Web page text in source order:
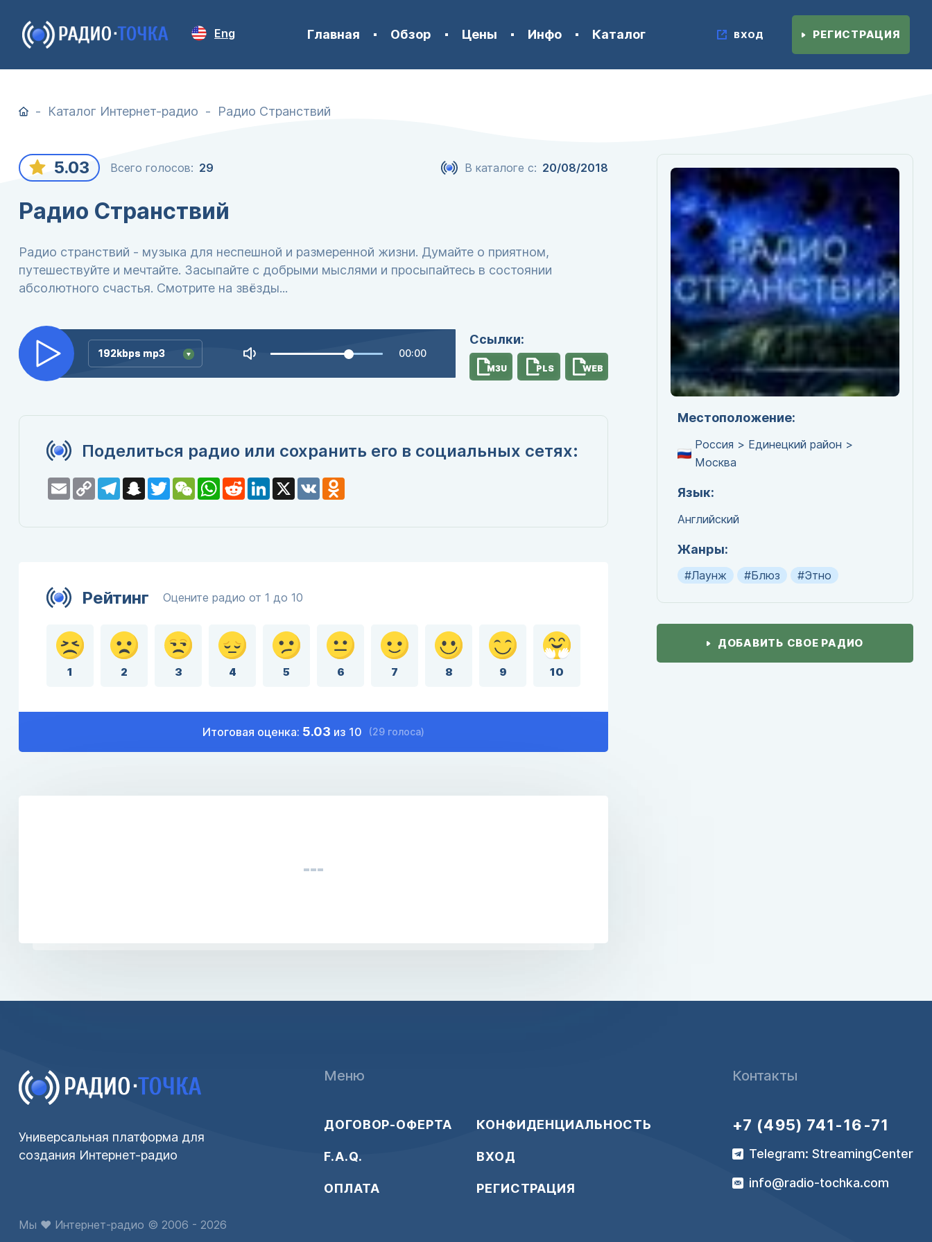
Eng Главная Обзор Цены Инфо Каталог ВХОД РЕГИСТРАЦИЯ
Каталог Интернет-радио Радио Странствий
5.03 Всего голосов: 29 В каталоге с: 20/08/2018
Радио Странствий
Радио странствий - музыка для неспешной и размеренной жизни. Думайте о приятном,
путешествуйте и мечтайте. Засыпайте с добрыми мыслями и просыпайтесь в состоянии
абсолютного счастья. Смотрите на звёзды...
192kbps mp3
192kbps mp3 00:00
Ссылки:
M3U PLS WEB
Поделиться радио или сохранить его в социальных сетях:
Email Copy
Link
TelegramSnapchat
TwitterWeChatWhatsApp
RedditLinkedIn
X VK
Рейтинг Оцените радио от 1 до 10
1 2 3 4 5 6 7 8 9 10
Итоговая оценка: 5.03 из 10 (29 голоса)
Местоположение:
Россия > Единецкий район >
Москва
Язык:
Английский
Жанры:
#Лаунж #Блюз #Этно
ДОБАВИТЬ СВОЕ РАДИО
Меню
ДОГОВОР-ОФЕРТА
F.A.Q.
ОПЛАТА
КОНФИДЕНЦИАЛЬНОСТЬ
ВХОД
РЕГИСТРАЦИЯ
Универсальная платформа для
создания Интернет-радио
Контакты
+7 (495) 741-16-71
Telegram: StreamingCenter
info@radio-tochka.com
Мы ♥ Интернет-радио © 2006 - 2026